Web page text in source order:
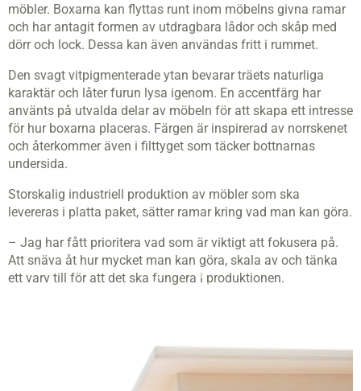
möbler. Boxarna kan flyttas runt inom möbelns givna ramar
och har antagit formen av utdragbara lådor och skåp med
dörr och lock. Dessa kan även användas fritt i rummet.
Den svagt vitpigmenterade ytan bevarar träets naturliga
karaktär och låter furun lysa igenom. En accentfärg har
använts på utvalda delar av möbeln för att skapa ett intresse
för hur boxarna placeras. Färgen är inspirerad av norrskenet
och återkommer även i filttyget som täcker bottnarnas
undersida.
Storskalig industriell produktion av möbler som ska
levereras i platta paket, sätter ramar kring vad man kan göra.
– Jag har fått prioritera vad som är viktigt att fokusera på.
Att snäva åt hur mycket man kan göra, skala av och tänka
ett varv till för att det ska fungera i produktionen.